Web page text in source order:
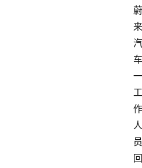
蔚
来
汽
车
一
工
作
人
员
回